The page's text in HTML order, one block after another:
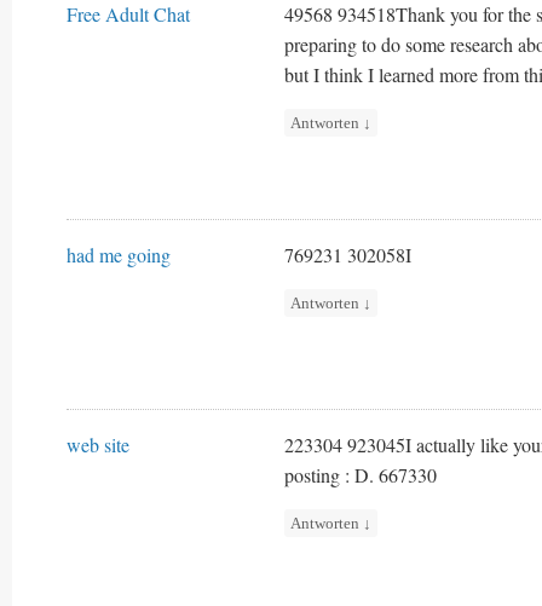
Free Adult Chat
49568 934518Thank you for the
preparing to do some research
but I think I learned more from
Antworten ↓
had me going 769231 302058I
Antworten ↓
web site
223304 923045I actually like
posting : D. 667330
Antworten ↓